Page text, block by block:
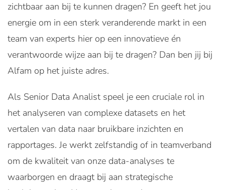
zichtbaar aan bij te kunnen dragen? En geeft het jou
energie om in een sterk veranderende markt in een
team van experts hier op een innovatieve én
verantwoorde wijze aan bij te dragen? Dan ben jij bij
Alfam op het juiste adres.
Als Senior Data Analist speel je een cruciale rol in
het analyseren van complexe datasets en het
vertalen van data naar bruikbare inzichten en
rapportages. Je werkt zelfstandig of in teamverband
om de kwaliteit van onze data-analyses te
waarborgen en draagt bij aan strategische